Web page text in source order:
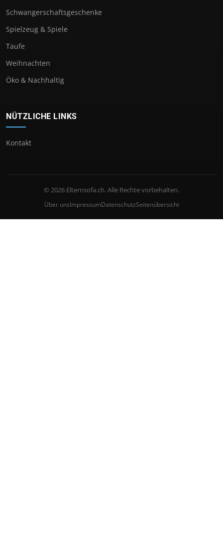
Schwangerschaftsgeschenke
Spielzeug & Spiele
Taufe
Weihnachten
Öko & Nachhaltig
NÜTZLICHE LINKS
Kontakt
© 2026 Elternsofa.ch. Alle Rechte vorbehalten.
Über unsImpressumDatenschutzSeitenübersicht